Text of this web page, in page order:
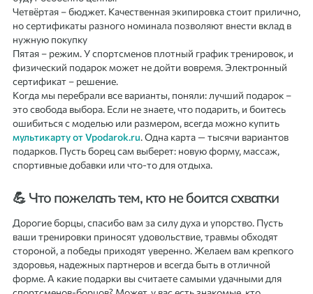
Четвёртая – бюджет. Качественная экипировка стоит прилично,
но сертификаты разного номинала позволяют внести вклад в
нужную покупку
Пятая – режим. У спортсменов плотный график тренировок, и
физический подарок может не дойти вовремя. Электронный
сертификат – решение.
Когда мы перебрали все варианты, поняли: лучший подарок –
это свобода выбора. Если не знаете, что подарить, и боитесь
ошибиться с моделью или размером, всегда можно купить
мультикарту от Vpodarok.ru. Одна карта — тысячи вариантов
подарков. Пусть борец сам выберет: новую форму, массаж,
спортивные добавки или что-то для отдыха.
💪 Что пожелать тем, кто не боится схватки
Дорогие борцы, спасибо вам за силу духа и упорство. Пусть
ваши тренировки приносят удовольствие, травмы обходят
стороной, а победы приходят уверенно. Желаем вам крепкого
здоровья, надежных партнеров и всегда быть в отличной
форме. А какие подарки вы считаете самыми удачными для